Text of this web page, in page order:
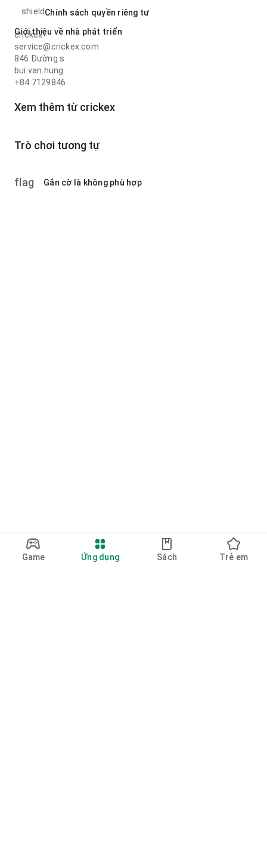
Game Ứng dụng Sách Trẻ em
shieldChính sách quyền riêng tư
Giới thiệu về nhà phát triển
crickex
service@crickex.com
846 Đường s
bui.van.hung
+84 7129846
Xem thêm từ crickex
Trò chơi tương tự
flag Gắn cờ là không phù hợp